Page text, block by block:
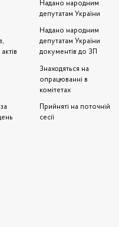
Надано народним
депутатам України
Надано народним
депутатам України
документів до ЗП
Знаходяться на
опрацюванні в
комітетах
Прийняті на поточній
сесії